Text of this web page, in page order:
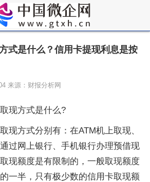
式是什么？信用卡提现利息是按
来源：财报分析网
现方式是什么?
现方式分别有：在ATM机上取现、
过网上银行、手机银行办理预借现
现额度是有限制的，一般取现额度
一半，只有极少数的信用卡取现额